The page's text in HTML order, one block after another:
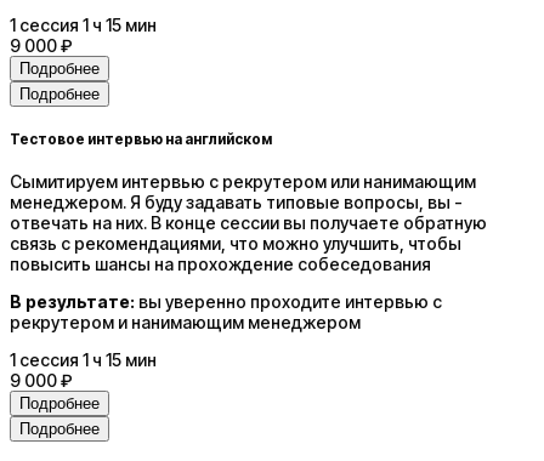
1 сессия 1 ч 15 мин
9 000 ₽
Подробнее
Подробнее
Тестовое интервью на английском
Сымитируем интервью с рекрутером или нанимающим
менеджером. Я буду задавать типовые вопросы, вы -
отвечать на них. В конце сессии вы получаете обратную
связь с рекомендациями, что можно улучшить, чтобы
повысить шансы на прохождение собеседования
В результате: вы уверенно проходите интервью с
рекрутером и нанимающим менеджером
1 сессия 1 ч 15 мин
9 000 ₽
Подробнее
Подробнее